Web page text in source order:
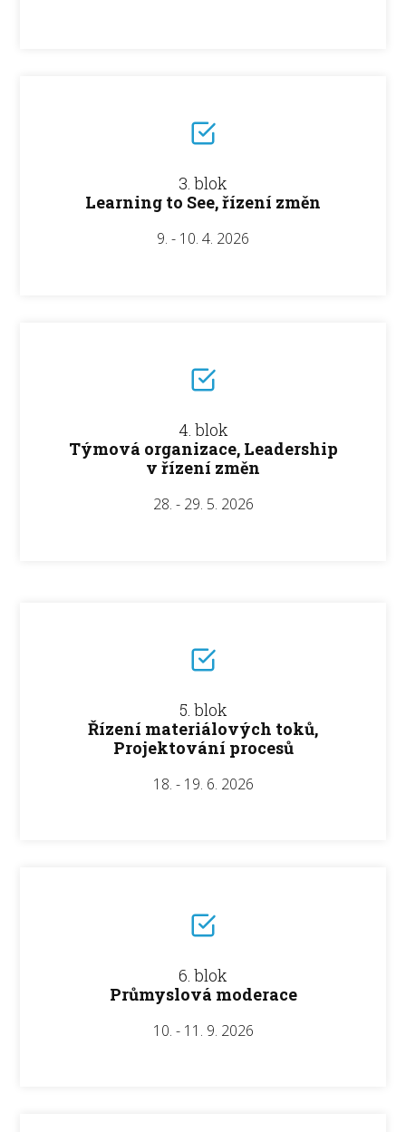
3. blok
Learning to See, řízení změn
9. - 10. 4. 2026
4. blok
Týmová organizace, Leadership
v řízení změn
28. - 29. 5. 2026
5. blok
Řízení materiálových toků,
Projektování procesů
18. - 19. 6. 2026
6. blok
Průmyslová moderace
10. - 11. 9. 2026